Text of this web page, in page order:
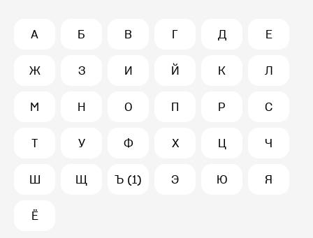
А Б В Г Д Е
Ж З И Й К Л
М Н О П Р С
Т У Ф Х Ц Ч
Ш Щ Ъ (1) Э Ю Я
Ё